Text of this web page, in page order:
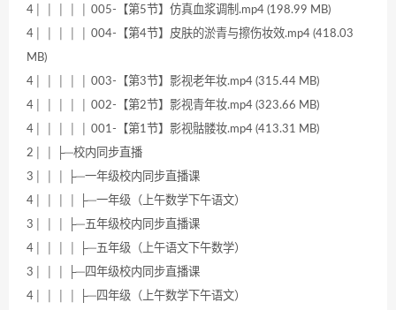
4│ │ │ │ │ 005-【第5节】仿真血浆调制.mp4 (198.99 MB)
4│ │ │ │ │ 004-【第4节】皮肤的淤青与擦伤妆效.mp4 (418.03
MB)
4│ │ │ │ │ 003-【第3节】影视老年妆.mp4 (315.44 MB)
4│ │ │ │ │ 002-【第2节】影视青年妆.mp4 (323.66 MB)
4│ │ │ │ │ 001-【第1节】影视骷髅妆.mp4 (413.31 MB)
2│ │ ├─校内同步直播
3│ │ │ ├─一年级校内同步直播课
4│ │ │ │ ├─一年级（上午数学下午语文）
3│ │ │ ├─五年级校内同步直播课
4│ │ │ │ ├─五年级（上午语文下午数学）
3│ │ │ ├─四年级校内同步直播课
4│ │ │ │ ├─四年级（上午数学下午语文）